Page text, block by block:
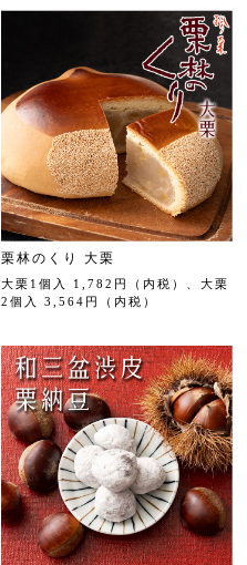
栗林のくり 大栗
大栗1個入 1,782円（内税）、大栗
2個入 3,564円（内税）